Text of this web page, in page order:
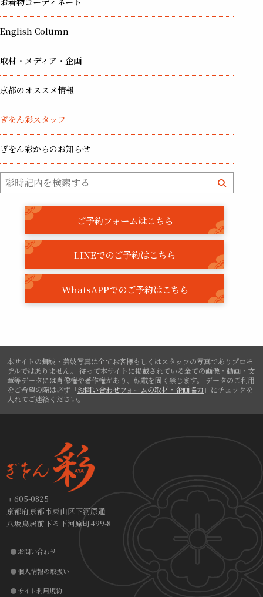
English Column
取材・メディア・企画
京都のオススメ情報
ぎをん彩スタッフ
ぎをん彩からのお知らせ
ご予約フォームはこちら
LINEでのご予約はこちら
WhatsAPPでのご予約はこちら
本サイトの舞妓・芸妓写真は全てお客様もしくはスタッフの写真でありプロモ
デルではありません。
従って本サイトに掲載されている全ての画像・動画・文
章等データには肖像権や著作権があり、転載を固く禁じます。
データのご利用
をご希望の際は必ず「お問い合わせフォームの取材・企画協力 」にチェックを
入れてご連絡ください。
〒605-0825
京都府京都市東山区下河原通
八坂鳥居前下る下河原町499-8
お問い合わせ
個人情報の取扱い
サイト利用規約